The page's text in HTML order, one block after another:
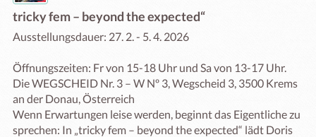
tricky fem – beyond the expected“
Ausstellungsdauer: 27. 2. - 5. 4. 2026
Öffnungszeiten: Fr von 15-18 Uhr und Sa von 13-17 Uhr.
Die WEGSCHEID Nr. 3 – W Nº 3, Wegscheid 3, 3500 Krems
an der Donau, Österreich
Wenn Erwartungen leise werden, beginnt das Eigentliche zu
sprechen: In „tricky fem – beyond the expected“ lädt Doris